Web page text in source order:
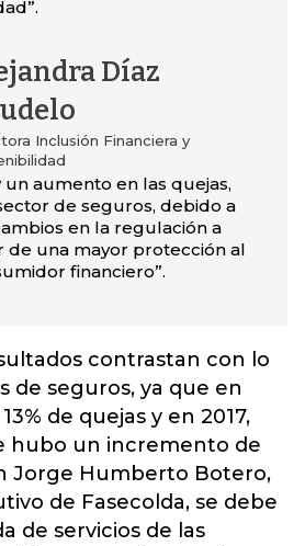
Díaz
Inclusión Financiera y
un aumento en las quejas,
de seguros, debido a
en la regulación a
de una mayor protección al
financiero”.
contrastan con lo
de seguros, ya que en
de quejas y en 2017,
hubo un incremento de
Jorge Humberto Botero,
de Fasecolda, se debe
de servicios de las